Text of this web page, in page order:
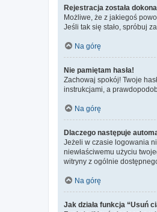
Rejestracja została
Możliwe, że z jakiegoś
Jeśli tak się stało, spróbuj
Na górę
Nie pamiętam hasła!
Zachowaj spokój! Twoje
instrukcjami, a
Na górę
Dlaczego następuje
Jeżeli w czasie logowania
niewłaściwemu użyciu
witryny z ogólnie
Na górę
Jak działa funkcja “Usuń